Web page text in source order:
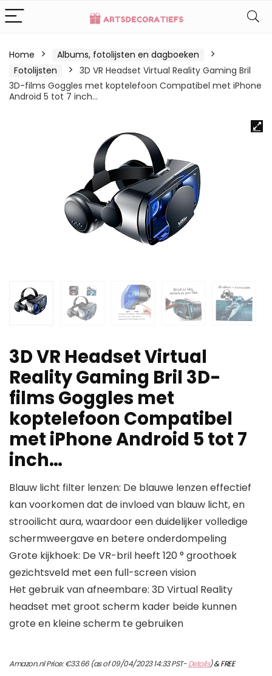
Home
Albums, fotolijsten en dagboeken
Fotolijsten
3D VR Headset Virtual Reality Gaming Bril
3D-films Goggles met koptelefoon Compatibel met iPhone
Android 5 tot 7 inch…
3D VR Headset Virtual
Reality Gaming Bril 3D-
films Goggles met
koptelefoon Compatibel
met iPhone Android 5 tot 7
inch…
Blauw licht filter lenzen: De blauwe lenzen effectief
kan voorkomen dat de invloed van blauw licht, en
strooilicht aura, waardoor een duidelijker volledige
schermweergave en betere onderdompeling
Grote kijkhoek: De VR-bril heeft 120 ° groothoek
gezichtsveld met een full-screen vision
Het gebruik van afneembare: 3D Virtual Reality
headset met groot scherm kader beide kunnen
grote en kleine scherm te gebruiken
Amazon.nl Price:€33.66(as of 09/04/2023 14:33 PST-Details)&FREE